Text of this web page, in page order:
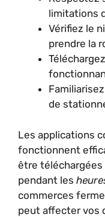
limitations
Vérifiez le
prendre la
de
Les applications
fonctionnent
être téléchargées
pendant les
commerces
peut affecter vos